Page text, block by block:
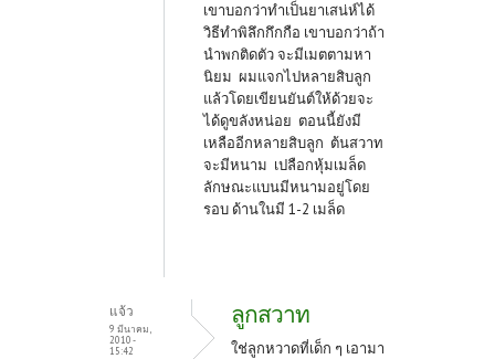
เขาบอกว่าทำเป็นยาเสน่ห์ได้
วิธีทำพิลึกกึกกือ เขาบอกว่าถ้า
นำพกติดตัว จะมีเมตตามหา
นิยม ผมแจกไปหลายสิบลูก
แล้วโดยเขียนยันต์ให้ด้วยจะ
ได้ดูขลังหน่อย ตอนนี้ยังมี
เหลืออีกหลายสิบลูก ต้นสวาท
จะมีหนาม เปลือกหุ้มเมล็ด
ลักษณะแบนมีหนามอยู่โดย
รอบ ด้านในมี 1-2 เมล็ด
แจ้ว
9 มีนาคม,
2010 -
15:42
ลูกสวาท
ใช่ลูกหวาดที่เด็ก ๆ เอามา